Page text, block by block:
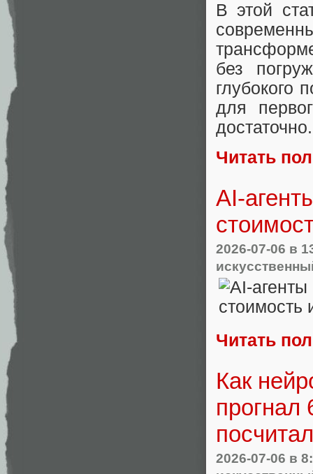
В этой
без
глубокого
для
достаточно.
Читать
2026-07-06 в
Читать
Как
прогнал
2026-07-06 в